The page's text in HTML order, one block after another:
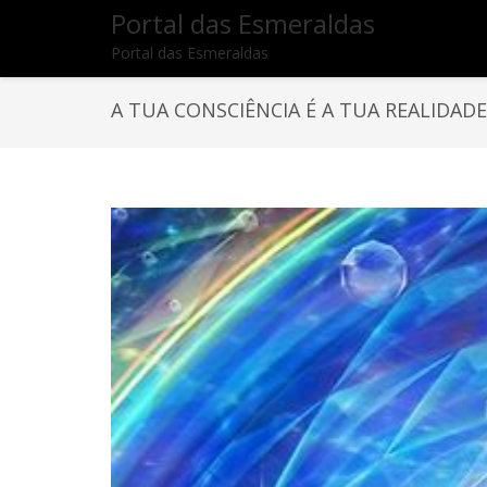
Portal das Esmeraldas
Portal das Esmeraldas
A TUA CONSCIÊNCIA É A TUA